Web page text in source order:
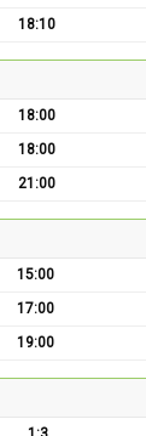
18:10
18:00
18:00
21:00
15:00
17:00
19:00